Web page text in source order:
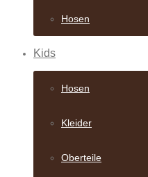
Hosen
Kids
Hosen
Kleider
Oberteile